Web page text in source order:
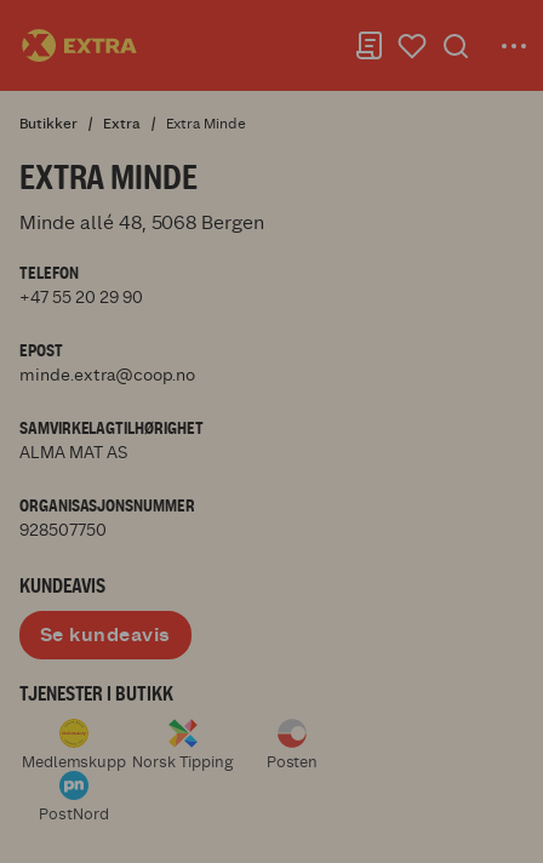
Butikker Extra Extra Minde
EXTRA MINDE
Minde allé 48, 5068 Bergen
TELEFON
+47 55 20 29 90
EPOST
minde.extra@coop.no
SAMVIRKELAGTILHØRIGHET
ALMA MAT AS
ORGANISASJONSNUMMER
928507750
KUNDEAVIS
Se kundeavis
TJENESTER I BUTIKK
Medlemskupp Norsk Tipping Posten
PostNord